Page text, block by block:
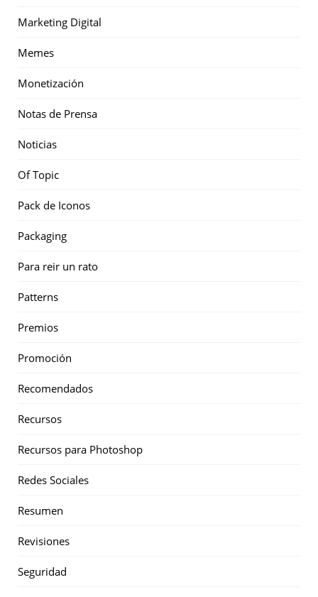
Marketing Digital
Memes
Monetización
Notas de Prensa
Noticias
Of Topic
Pack de Iconos
Packaging
Para reir un rato
Patterns
Premios
Promoción
Recomendados
Recursos
Recursos para Photoshop
Redes Sociales
Resumen
Revisiones
Seguridad